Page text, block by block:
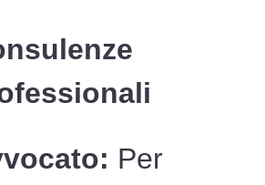
Per